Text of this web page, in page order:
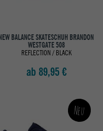
BALANCE SKATESCHUH BRANDON
WESTGATE 508
REFLECTION / BLACK
ab 89,95 €
Neu